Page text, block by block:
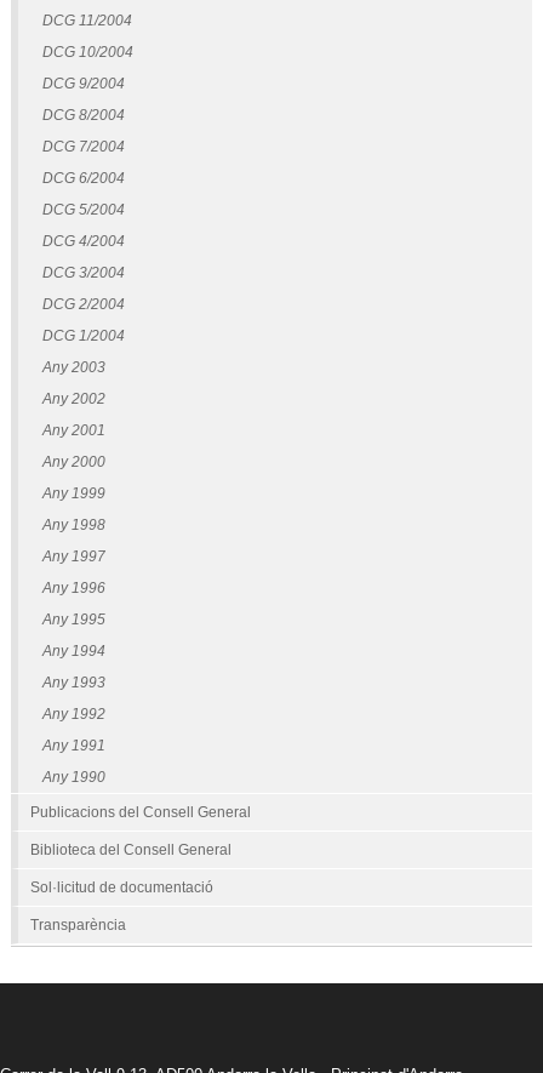
DCG 11/2004
DCG 10/2004
DCG 9/2004
DCG 8/2004
DCG 7/2004
DCG 6/2004
DCG 5/2004
DCG 4/2004
DCG 3/2004
DCG 2/2004
DCG 1/2004
Any 2003
Any 2002
Any 2001
Any 2000
Any 1999
Any 1998
Any 1997
Any 1996
Any 1995
Any 1994
Any 1993
Any 1992
Any 1991
Any 1990
Publicacions del Consell General
Biblioteca del Consell General
Sol·licitud de documentació
Transparència